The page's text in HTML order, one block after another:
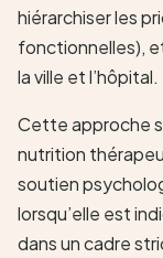
hiérarchiser les
fonctionnelles),
la ville et l’hôpital.
Cette approche
nutrition
soutien
lorsqu’elle est
dans un cadre